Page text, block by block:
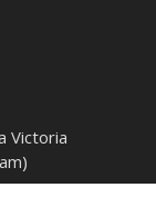
Victoria